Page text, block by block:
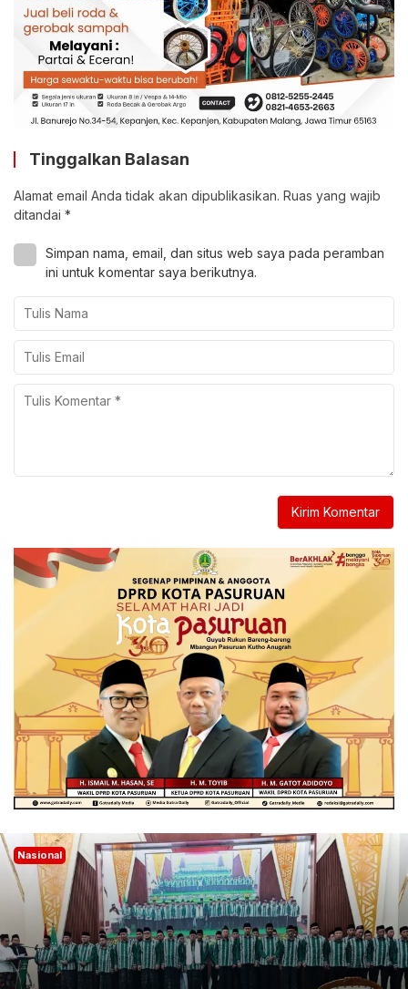
Tinggalkan Balasan
Alamat email Anda tidak akan dipublikasikan. Ruas yang wajib
ditandai *
Simpan nama, email, dan situs web saya pada peramban
ini untuk komentar saya berikutnya.
Nasional